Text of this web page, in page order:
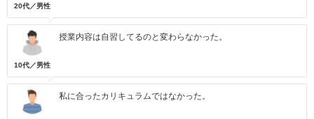
20代／男性
10代／男性
授業内容は自習してるのと変わらなかった。
私に合ったカリキュラムではなかった。